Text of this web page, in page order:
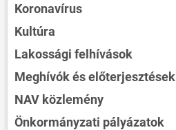
Koronavírus
Kultúra
Lakossági felhívások
Meghívók és előterjesztések
NAV közlemény
Önkormányzati pályázatok